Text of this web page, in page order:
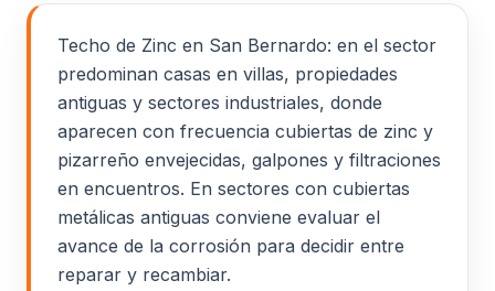
Techo de Zinc en San Bernardo: en el sector
predominan casas en villas, propiedades
antiguas y sectores industriales, donde
aparecen con frecuencia cubiertas de zinc y
pizarreño envejecidas, galpones y filtraciones
en encuentros. En sectores con cubiertas
metálicas antiguas conviene evaluar el
avance de la corrosión para decidir entre
reparar y recambiar.